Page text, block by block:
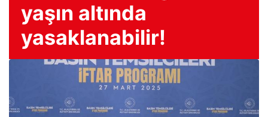
yaşın altında
yasaklanabilir!